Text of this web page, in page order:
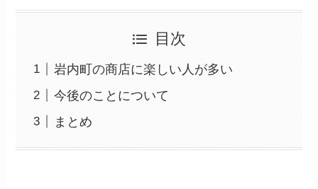
目次
岩内町の商店に楽しい人が多い
今後のことについて
まとめ